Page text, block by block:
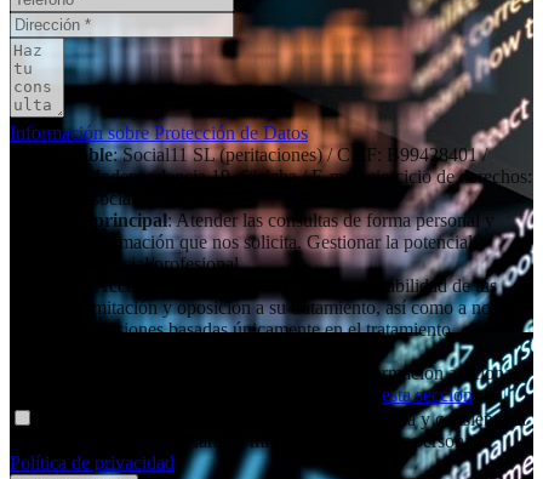
Información sobre Protección de Datos
Responsable: Social11 SL (peritaciones) / C.I.F: B99428401 /
Dirección: Independencia 19, 6º dcha / E-mail ejercicio de derechos:
contacto@social11.es
Finalidad principal: Atender las consultas de forma personal y
remitir la información que nos solicita. Gestionar la potencial
relación comercial/profesional.
: Acceso, rectificación, supresión y portabilidad de tus
datos, de limitación y oposición a su tratamiento, así como a no ser
objeto de decisiones basadas únicamente en el tratamiento
: Puedes consultar la información adicional y
esta sección.
Declaro haber entendido la información facilitada y consiento el
tratamiento que se efectuará de mis datos de carácter personal.
Política de privacidad